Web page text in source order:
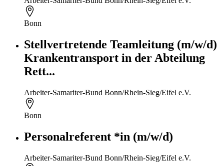
Bonn
Stellvertretende Teamleitung (m/w/d)
Krankentransport in der Abteilung
Rett...
Arbeiter-Samariter-Bund Bonn/Rhein-Sieg/Eifel e.V.
Bonn
Personalreferent *in (m/w/d)
Arbeiter-Samariter-Bund Bonn/Rhein-Sieg/Eifel e.V.